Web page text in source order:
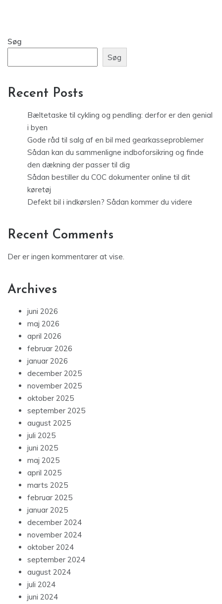
Søg
Søg
Recent Posts
Bæltetaske til cykling og pendling: derfor er den genial
i byen
Gode råd til salg af en bil med gearkasseproblemer
Sådan kan du sammenligne indboforsikring og finde
den dækning der passer til dig
Sådan bestiller du COC dokumenter online til dit
køretøj
Defekt bil i indkørslen? Sådan kommer du videre
Recent Comments
Der er ingen kommentarer at vise.
Archives
juni 2026
maj 2026
april 2026
februar 2026
januar 2026
december 2025
november 2025
oktober 2025
september 2025
august 2025
juli 2025
juni 2025
maj 2025
april 2025
marts 2025
februar 2025
januar 2025
december 2024
november 2024
oktober 2024
september 2024
august 2024
juli 2024
juni 2024